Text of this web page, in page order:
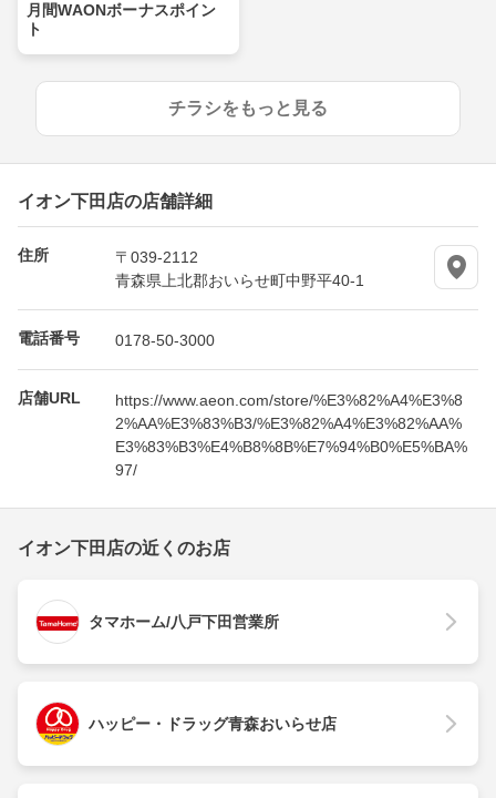
月間WAONボーナスポイン
ト
チラシをもっと見る
イオン下田店の店舗詳細
住所
〒039-2112
青森県上北郡おいらせ町中野平40-1
電話番号 0178-50-3000
店舗URL
https://www.aeon.com/store/%E3%82%A4%E3%8
2%AA%E3%83%B3/%E3%82%A4%E3%82%AA%
E3%83%B3%E4%B8%8B%E7%94%B0%E5%BA%
97/
イオン下田店の近くのお店
タマホーム/八戸下田営業所
ハッピー・ドラッグ青森おいらせ店